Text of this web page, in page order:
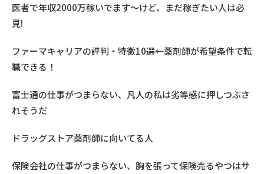
医者で年収2000万稼いでます〜けど、まだ稼ぎたい人は必
見!
ファーマキャリアの評判・特徴10選←薬剤師が希望条件で転
職できる！
富士通の仕事がつまらない、凡人の私は劣等感に押しつぶさ
れそうだ
ドラッグストア薬剤師に向いてる人
保険会社の仕事がつまらない、胸を張って保険売るやつはサ